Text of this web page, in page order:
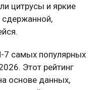
цитрусы и яркие
7 самых популярных
Этот рейтинг
основе данных,